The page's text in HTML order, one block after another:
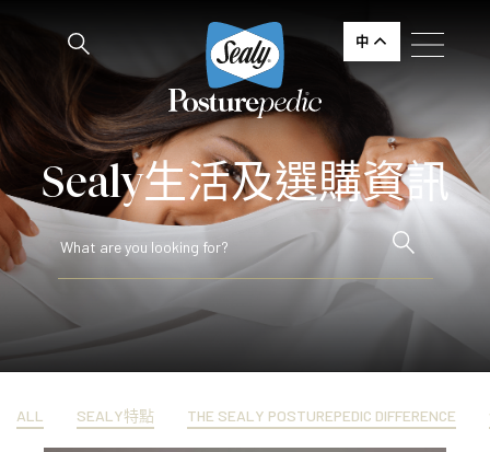
中
Sealy生活及選購資訊
ALL SEALY特點 THE SEALY POSTUREPEDIC DIFFERENCE